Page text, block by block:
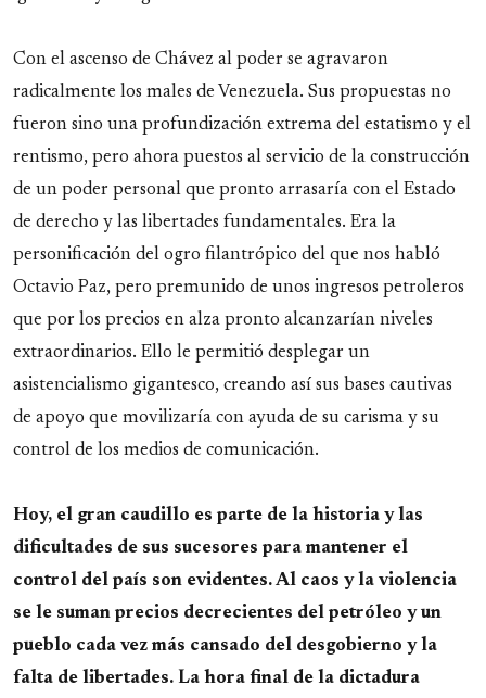
Con el ascenso de Chávez al poder se agravaron
radicalmente los males de Venezuela. Sus propuestas no
fueron sino una profundización extrema del estatismo y el
rentismo, pero ahora puestos al servicio de la construcción
de un poder personal que pronto arrasaría con el Estado
de derecho y las libertades fundamentales. Era la
personificación del ogro filantrópico del que nos habló
Octavio Paz, pero premunido de unos ingresos petroleros
que por los precios en alza pronto alcanzarían niveles
extraordinarios. Ello le permitió desplegar un
asistencialismo gigantesco, creando así sus bases cautivas
de apoyo que movilizaría con ayuda de su carisma y su
control de los medios de comunicación.
Hoy, el gran caudillo es parte de la historia y las
dificultades de sus sucesores para mantener el
control del país son evidentes. Al caos y la violencia
se le suman precios decrecientes del petróleo y un
pueblo cada vez más cansado del desgobierno y la
falta de libertades. La hora final de la dictadura